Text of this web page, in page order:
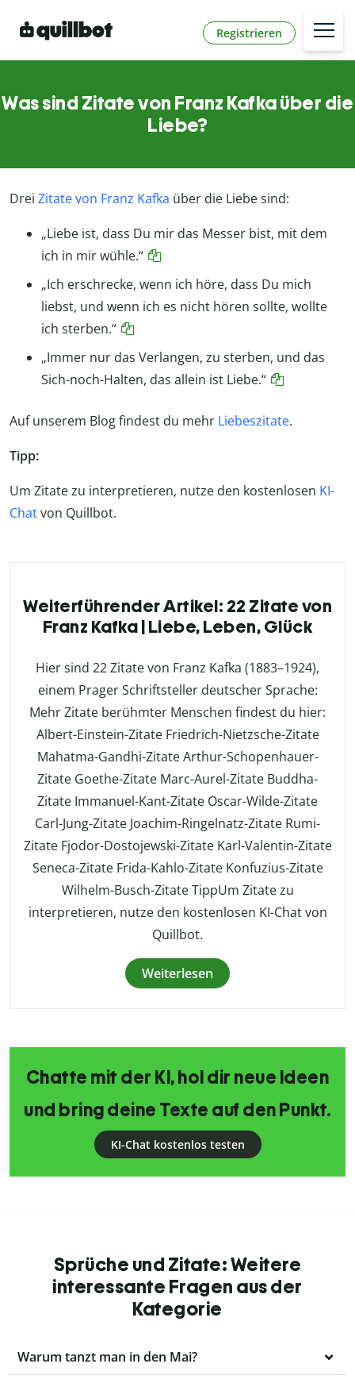
Registrieren
Was sind Zitate von Franz Kafka über die
Liebe?
Drei Zitate von Franz Kafka über die Liebe sind:
„Liebe ist, dass Du mir das Messer bist, mit dem
ich in mir wühle.“
„Ich erschrecke, wenn ich höre, dass Du mich
liebst, und wenn ich es nicht hören sollte, wollte
ich sterben.“
„Immer nur das Verlangen, zu sterben, und das
Sich-noch-Halten, das allein ist Liebe.“
Auf unserem Blog findest du mehr Liebeszitate.
Tipp:
Um Zitate zu interpretieren, nutze den kostenlosen KI-
Chatvon Quillbot.
Weiterführender Artikel: 22 Zitate von
Franz Kafka | Liebe, Leben, Glück
Hier sind 22 Zitate von Franz Kafka (1883–1924),
einem Prager Schriftsteller deutscher Sprache:
Mehr Zitate berühmter Menschen findest du hier:
Albert-Einstein-Zitate Friedrich-Nietzsche-Zitate
Mahatma-Gandhi-Zitate Arthur-Schopenhauer-
Zitate Goethe-Zitate Marc-Aurel-Zitate Buddha-
Zitate Immanuel-Kant-Zitate Oscar-Wilde-Zitate
Carl-Jung-Zitate Joachim-Ringelnatz-Zitate Rumi-
Zitate Fjodor-Dostojewski-Zitate Karl-Valentin-Zitate
Seneca-Zitate Frida-Kahlo-Zitate Konfuzius-Zitate
Wilhelm-Busch-Zitate TippUm Zitate zu
interpretieren, nutze den kostenlosen KI-Chat von
Quillbot.
Weiterlesen
Chatte mit der KI, hol dir neue Ideen
und bring deine Texte auf den Punkt.
KI-Chat kostenlos testen
Sprüche und Zitate: Weitere
interessante Fragen aus der
Kategorie
Warum tanzt man in den Mai?